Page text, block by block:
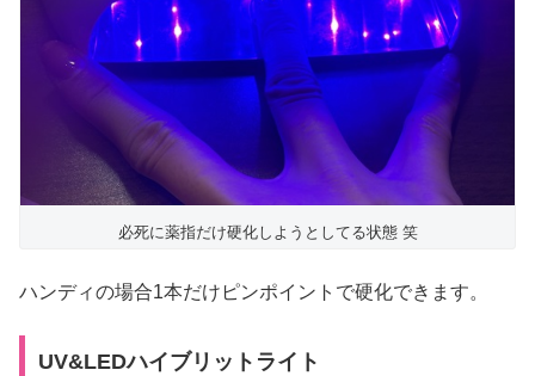
必死に薬指だけ硬化しようとしてる状態 笑
ハンディの場合1本だけピンポイントで硬化できます。
UV&LEDハイブリットライト